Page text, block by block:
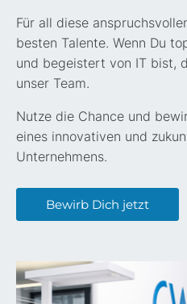
Für all diese
besten Talente. Wenn Du
und begeistert von IT bist,
unser Team.
Nutze die Chance und
eines innovativen und
Unternehmens.
Bewirb Dich jetzt